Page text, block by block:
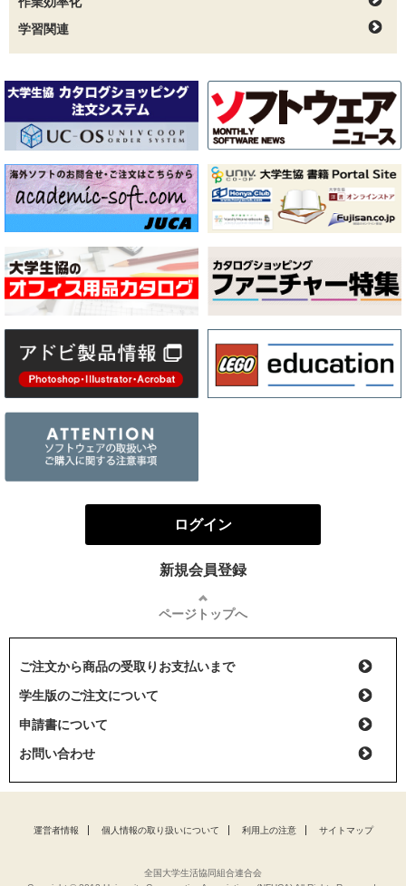
学習関連
ログイン
新規会員登録
ページトップへ
ご注文から商品の受取りお支払いまで
学生版のご注文について
申請書について
お問い合わせ
運営者情報 個人情報の取り扱いについて 利用上の注意 サイトマップ
全国大学生活協同組合連合会